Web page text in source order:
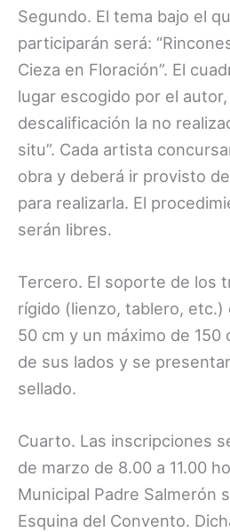
Segundo. El tema bajo el
participarán será:
Cieza en Floración”. El
lugar escogido por el
descalificación la no
situ”. Cada artista
obra y deberá ir provisto
para realizarla. El
serán libres.
Tercero. El soporte de los
rígido (lienzo, tablero, etc.)
50 cm y un máximo de 150
de sus lados y se
sellado.
Cuarto. Las inscripciones
de marzo de 8.00 a 11.00
Municipal Padre Salmerón
Esquina del Convento.